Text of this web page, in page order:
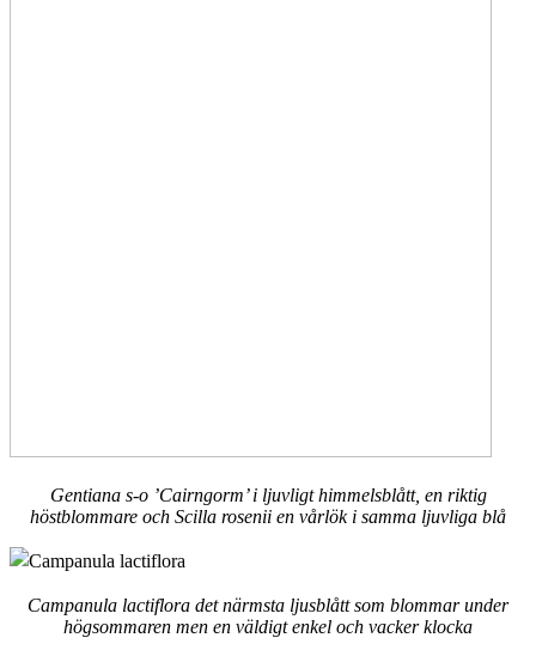
Gentiana s-o ’Cairngorm’ i ljuvligt himmelsblått, en riktig
höstblommare och Scilla rosenii en vårlök i samma ljuvliga blå
Campanula lactiflora det närmsta ljusblått som blommar under
högsommaren men en väldigt enkel och vacker klocka